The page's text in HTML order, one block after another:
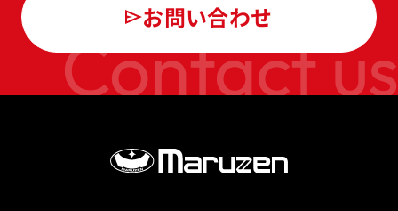
Contact us
お問い合わせ